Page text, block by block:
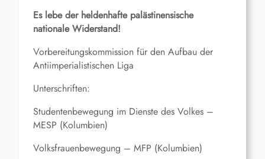
Es lebe der heldenhafte palästinensische
nationale Widerstand!
Vorbereitungskommission für den Aufbau der
Antiimperialistischen Liga
Unterschriften:
Studentenbewegung im Dienste des Volkes –
MESP (Kolumbien)
Volksfrauenbewegung – MFP (Kolumbien)